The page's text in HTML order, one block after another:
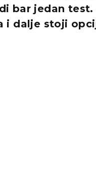
bar jedan
i dalje stoji